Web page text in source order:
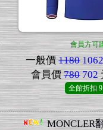
會員方可
一般價 11801062
會員價 780702
全館折扣
MONCLER